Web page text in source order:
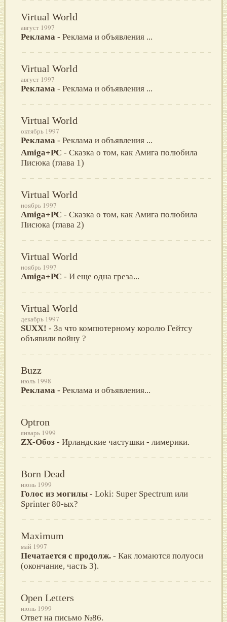
Virtual World
август 1997
Реклама - Реклама и объявления ...
Virtual World
август 1997
Реклама - Реклама и объявления ...
Virtual World
октябрь 1997
Реклама - Реклама и объявления ...
Amiga+PC - Сказка о том, как Амига полюбила
Писюка (глава 1)
Virtual World
ноябрь 1997
Amiga+PC - Сказка о том, как Амига полюбила
Писюка (глава 2)
Virtual World
ноябрь 1997
Amiga+PC - И еще одна греза...
Virtual World
декабрь 1997
SUXX! - За что компютерному королю Гейтсу
объявили войну ?
Buzz
июль 1998
Реклама - Реклама и объявления...
Optron
январь 1999
ZX-Обоз - Ирландские частушки - лимерики.
Born Dead
июнь 1999
Голос из могилы - Loki: Super Spectrum или
Sprinter 80-ых?
Maximum
май 1997
Печатается с продолж. - Как ломаются полуоси
(окончание, часть 3).
Open Letters
июнь 1999
Ответ на письмо №86.